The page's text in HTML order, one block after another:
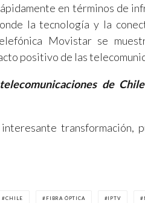
en términos de
la tecnología y la
Movistar se
positivo de las
de
transformación,
CHILE FIBRA ÓPTICA IPTV